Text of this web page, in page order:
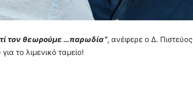
τον θεωρούμε …παρωδία”, ανέφερε ο Δ. Πιστεύος
το λιμενικό ταμείο!